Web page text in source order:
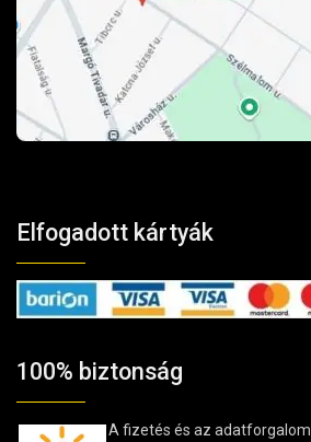
Elfogadott kártyák
100% biztonság
A fizetés és az adatforgalom